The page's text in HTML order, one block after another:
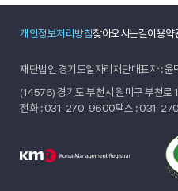
개인정보처리방침찾아오시는길이용약
재단법인 경기도일자리재단대표자 : 윤
(14576) 경기도 부천시 원미구 부천로
전화 :031-270-9600팩스 : 031-